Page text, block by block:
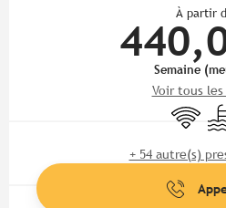
À partir
Semaine
Voir tous
WiFi
+ 54 autre(s)